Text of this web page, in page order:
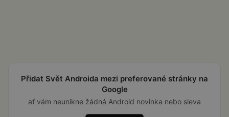
Přidat Svět Androida mezi preferované stránky na
Google
ať vám neunikne žádná Android novinka nebo sleva